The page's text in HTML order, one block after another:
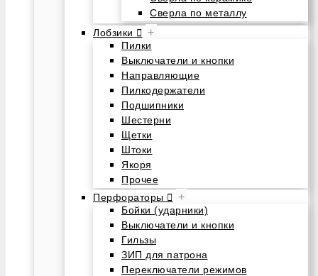
Сверла по металлу
Лобзики
+
Пилки
Выключатели и кнопки
Направляющие
Пилкодержатели
Подшипники
Шестерни
Щетки
Штоки
Якоря
Прочее
Перфораторы
+
Бойки (ударники)
Выключатели и кнопки
Гильзы
ЗИП для патрона
Переключатели режимов